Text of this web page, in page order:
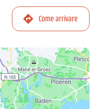
Come arrivare